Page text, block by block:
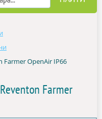
Farmer OpenAir IP66
Farmer